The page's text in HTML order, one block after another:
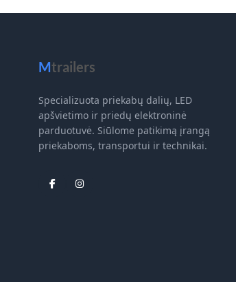
Mtrailers
Specializuota priekabų dalių, LED
apšvietimo ir priedų elektroninė
parduotuvė. Siūlome patikimą įrangą
priekaboms, transportui ir technikai.